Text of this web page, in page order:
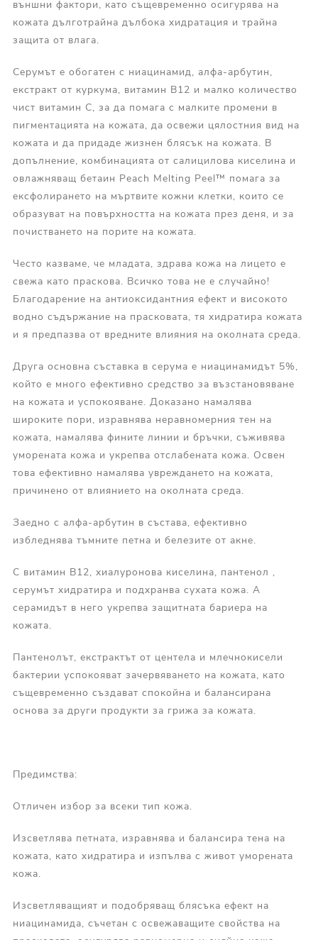
външни фактори, като същевременно осигурява на
кожата дълготрайна дълбока хидратация и трайна
защита от влага.
Серумът е обогатен с ниацинамид, алфа-арбутин,
екстракт от куркума, витамин В12 и малко количество
чист витамин С, за да помага с малките промени в
пигментацията на кожата, да освежи цялостния вид на
кожата и да придаде жизнен блясък на кожата. В
допълнение, комбинацията от салицилова киселина и
овлажняващ бетаин Peach Melting Peel™ помага за
ексфолирането на мъртвите кожни клетки, които се
образуват на повърхността на кожата през деня, и за
почистването на порите на кожата.
Често казваме, че младата, здрава кожа на лицето е
свежа като праскова. Всичко това не е случайно!
Благодарение на антиоксидантния ефект и високото
водно съдържание на прасковата, тя хидратира кожата
и я предпазва от вредните влияния на околната среда.
Друга основна съставка в серума е ниацинамидът 5%,
който е много ефективно средство за възстановяване
на кожата и успокояване. Доказано намалява
широките пори, изравнява неравномерния тен на
кожата, намалява фините линии и бръчки, съживява
уморената кожа и укрепва отслабената кожа. Освен
това ефективно намалява увреждането на кожата,
причинено от влиянието на околната среда.
Заедно с алфа-арбутин в състава, ефективно
избледнява тъмните петна и белезите от акне.
С витамин В12, хиалуронова киселина, пантенол ,
серумът хидратира и подхранва сухата кожа. А
серамидът в него укрепва защитната бариера на
кожата.
Пантенолът, екстрактът от центела и млечнокисели
бактерии успокояват зачервяването на кожата, като
същевременно създават спокойна и балансирана
основа за други продукти за грижа за кожата.
Предимства:
Отличен избор за всеки тип кожа.
Изсветлява петната, изравнява и балансира тена на
кожата, като хидратира и изпълва с живот уморената
кожа.
Изсветляващият и подобряващ блясъка ефект на
ниацинамида, съчетан с освежаващите свойства на